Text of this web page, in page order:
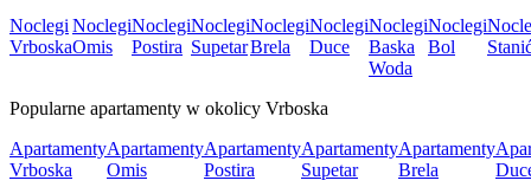
Noclegi
Vrboska
Noclegi
Omis
Noclegi
Postira
Noclegi
Supetar
Noclegi
Brela
Noclegi
Duce
Noclegi
Baska
Woda
Noclegi
Bol
Popularne apartamenty w okolicy Vrboska
Apartamenty
Vrboska
Apartamenty
Omis
Apartamenty
Postira
Apartamenty
Supetar
Apartamenty
Brela